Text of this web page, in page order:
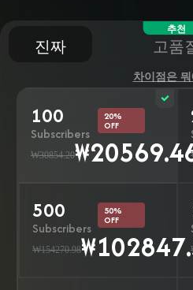
진짜
추천
고품
차이점은
100
Subscribers
₩30854.20
20%
OFF
500
Subscribers
₩154270.98
50%
OFF